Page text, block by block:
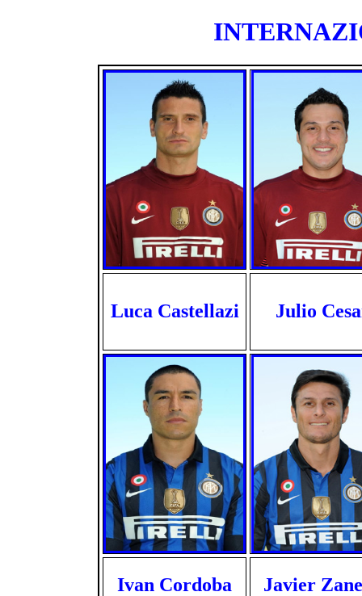
Luca Castellazi Julio
Ivan Cordoba Javier